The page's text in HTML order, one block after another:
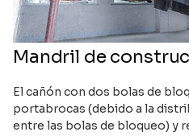
Mandril de
El cañón con dos bolas de
portabrocas (debido a la
entre las bolas de bloqueo) y